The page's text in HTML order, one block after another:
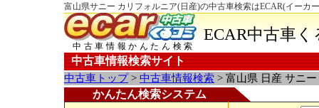
富山県サニー カリフォルニア(日産)の中古車検索はECAR(イーカ
中古車情報かんたん検索
ECAR中古車
中古車情報検索サイト
中古車トップ> 中古車情報検索 > 富山県 日産 サニ
かんたん検索システム